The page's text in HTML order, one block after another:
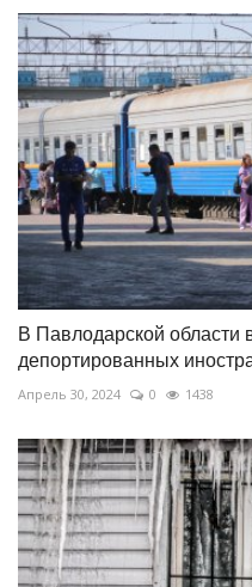
В Павлодарской области
депортированных
Апрель 30, 2024 0 1438